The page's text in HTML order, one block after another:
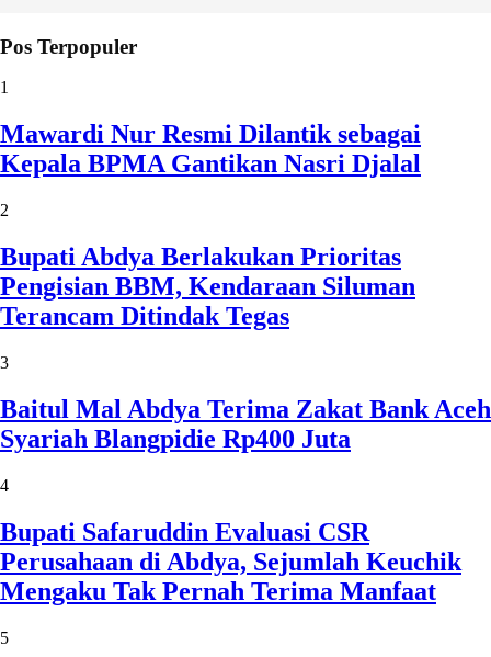
Pos Terpopuler
1
Mawardi Nur Resmi Dilantik sebagai
Kepala BPMA Gantikan Nasri Djalal
2
Bupati Abdya Berlakukan Prioritas
Pengisian BBM, Kendaraan Siluman
Terancam Ditindak Tegas
3
Baitul Mal Abdya Terima Zakat Bank Aceh
Syariah Blangpidie Rp400 Juta
4
Bupati Safaruddin Evaluasi CSR
Perusahaan di Abdya, Sejumlah Keuchik
Mengaku Tak Pernah Terima Manfaat
5